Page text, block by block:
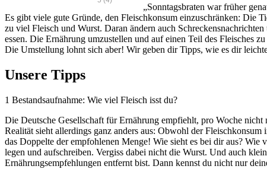
„Sonntagsbraten war früher
Es gibt viele gute Gründe, den Fleischkonsum einzuschränken: Die
zu viel Fleisch und Wurst. Daran ändern auch
essen. Die Ernährung umzustellen und auf einen Teil des Fleisches
Die Umstellung lohnt sich aber! Wir geben dir Tipps, wie es dir
Unsere Tipps
1 Bestandsaufnahme: Wie viel Fleisch isst du?
Die Deutsche Gesellschaft für Ernährung empfiehlt, pro Woche
Realität sieht allerdings ganz anders aus: Obwohl der
das Doppelte der empfohlenen Menge! Wie sieht es bei dir aus?
legen und aufschreiben. Vergiss dabei nicht die Wurst. Und auch
Ernährungsempfehlungen entfernt bist. Dann kennst du nicht nur